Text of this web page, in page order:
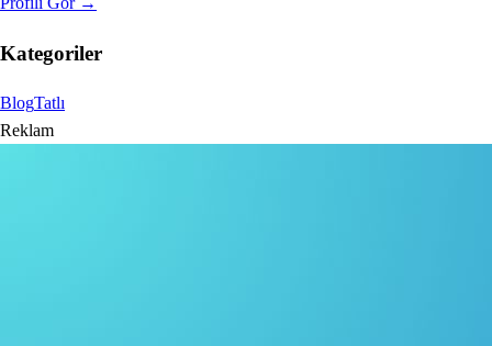
Kategoriler
BlogTatlı
Reklam